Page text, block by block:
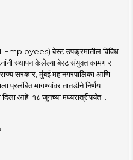
Employees) बेस्ट उपक्रमातील विविध
स्थापन केलेल्या बेस्ट संयुक्त कामगार
सरकार, मुंबई महानगरपालिका आणि
प्रलंबित मागण्यांवर तातडीने निर्णय
दिला आहे. १८ जूनच्या मध्यरात्रीपर्यंत ..